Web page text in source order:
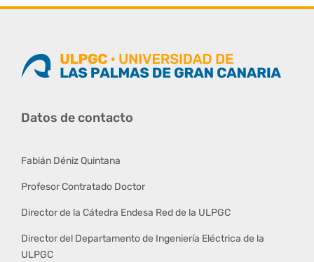
Datos de contacto
Fabián Déniz Quintana
Profesor Contratado Doctor
Director de la Cátedra Endesa Red de la ULPGC
Director del Departamento de Ingeniería Eléctrica de la
ULPGC